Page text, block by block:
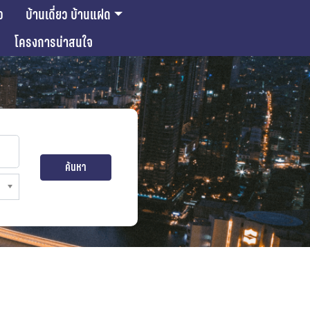
บ้านเดี่ยว บ้านแฝด
โครงการน่าสนใจ
ค้นหา